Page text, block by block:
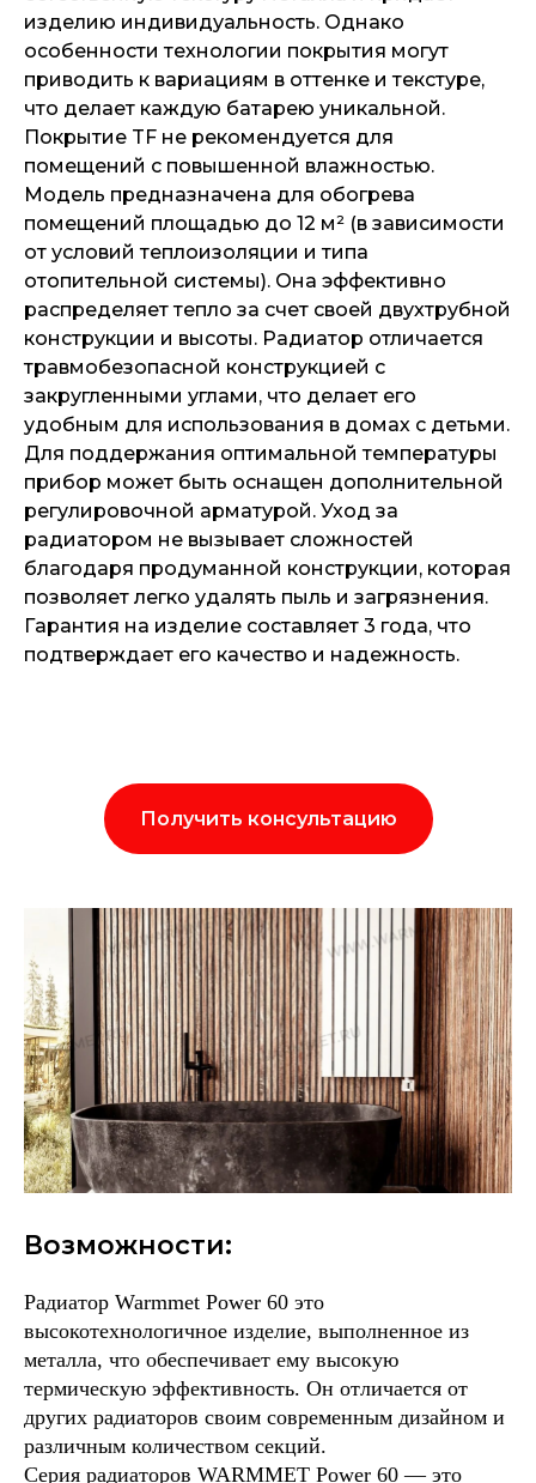
изделию индивидуальность. Однако
особенности технологии покрытия могут
приводить к вариациям в оттенке и текстуре,
что делает каждую батарею уникальной.
Покрытие TF не рекомендуется для
помещений с повышенной влажностью.
Модель предназначена для обогрева
помещений площадью до 12 м² (в зависимости
от условий теплоизоляции и типа
отопительной системы). Она эффективно
распределяет тепло за счет своей двухтрубной
конструкции и высоты. Радиатор отличается
травмобезопасной конструкцией с
закругленными углами, что делает его
удобным для использования в домах с детьми.
Для поддержания оптимальной температуры
прибор может быть оснащен дополнительной
регулировочной арматурой. Уход за
радиатором не вызывает сложностей
благодаря продуманной конструкции, которая
позволяет легко удалять пыль и загрязнения.
Гарантия на изделие составляет 3 года, что
подтверждает его качество и надежность.
Получить консультацию
Возможности:
Радиатор Warmmet Power 60 это
высокотехнологичное изделие, выполненное из
металла, что обеспечивает ему высокую
термическую эффективность. Он отличается от
других радиаторов своим современным дизайном и
различным количеством секций.
Серия радиаторов WARMMET Power 60 — это